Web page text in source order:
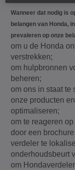
Wanneer dat nodig is
belangen van Honda,
prevaleren op onze
om u de Honda
verstrekken;
om hulpbronnen
beheren;
om ons in staat te
onze producten
optimaliseren;
om te reageren
door een
verdeler te
onderhoudsbeurt
om